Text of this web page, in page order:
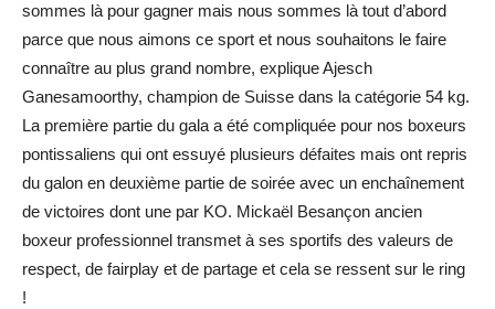
sommes là pour gagner mais nous sommes là tout d’abord
parce que nous aimons ce sport et nous souhaitons le faire
connaître au plus grand nombre, explique Ajesch
Ganesamoorthy, champion de Suisse dans la catégorie 54 kg.
La première partie du gala a été compliquée pour nos boxeurs
pontissaliens qui ont essuyé plusieurs défaites mais ont repris
du galon en deuxième partie de soirée avec un enchaînement
de victoires dont une par KO. Mickaël Besançon ancien
boxeur professionnel transmet à ses sportifs des valeurs de
respect, de fairplay et de partage et cela se ressent sur le ring
!